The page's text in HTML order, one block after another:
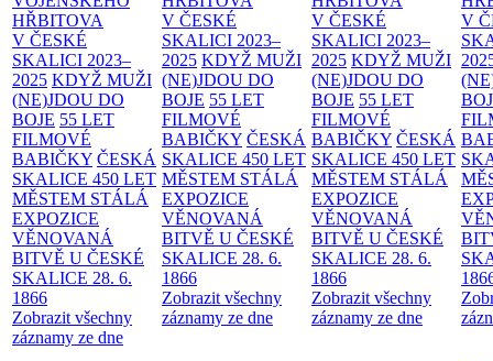
HŘBITOVA
V ČESKÉ
SKALICI 2023–
2025 KDYŽ MUŽI
(NE)JDOU DO
BOJE 55 LET
FILMOVÉ
BABIČKY ČESKÁ
SKALICE 450 LET
MĚSTEM STÁLÁ
EXPOZICE
VĚNOVANÁ
BITVĚ U ČESKÉ
SKALICE 28. 6.
1866
Zobrazit všechny
záznamy ze dne
V ČESKÉ
SKALICI 2023–
2025 KDYŽ MUŽI
(NE)JDOU DO
BOJE 55 LET
FILMOVÉ
BABIČKY ČESKÁ
SKALICE 450 LET
MĚSTEM STÁLÁ
EXPOZICE
VĚNOVANÁ
BITVĚ U ČESKÉ
SKALICE 28. 6.
1866
Zobrazit všechny
záznamy ze dne
V ČESKÉ
SKALICI 2023–
2025 KDYŽ MUŽI
(NE)JDOU DO
BOJE 55 LET
FILMOVÉ
BABIČKY ČESKÁ
SKALICE 450 LET
MĚSTEM STÁLÁ
EXPOZICE
VĚNOVANÁ
BITVĚ U ČESKÉ
SKALICE 28. 6.
1866
Zobrazit všechny
záznamy ze dne
V